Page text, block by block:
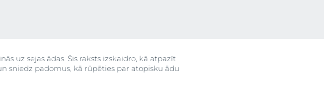
uz sejas ādas. Šis raksts izskaidro, kā atpazīt
sniedz padomus, kā rūpēties par atopisku ādu